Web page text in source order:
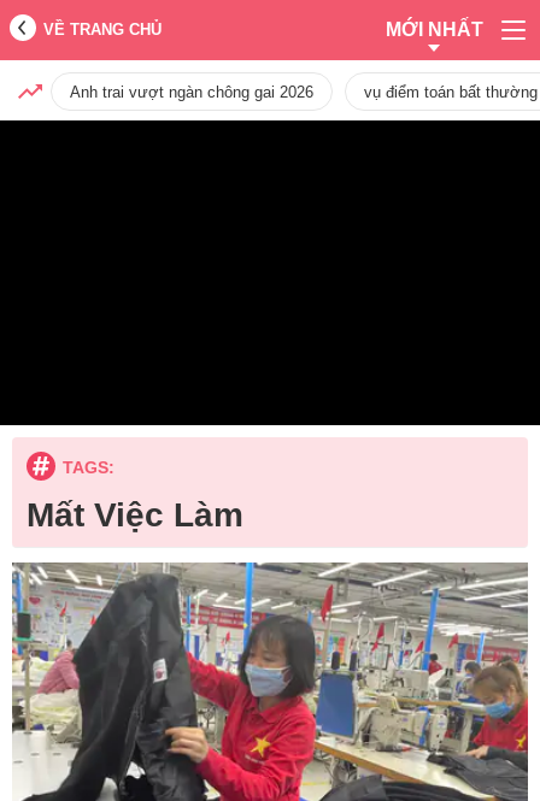
VỀ TRANG CHỦ MỚI NHẤT
Anh trai vượt ngàn chông gai 2026 vụ điểm toán bất
TAGS:
Mất Việc Làm